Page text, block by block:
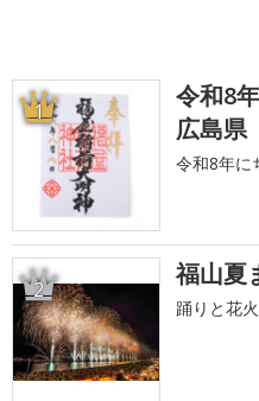
1
令和8
広島県
令和8年に
2 福山夏
踊りと花